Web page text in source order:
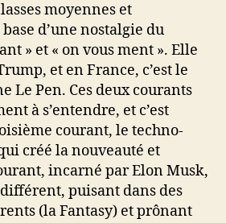
moyennes et
d’une nostalgie du
» et « on vous ment ». Elle
et en France, c’est le
Le Pen. Ces deux courants
à s’entendre, et c’est
courant, le techno-
créé la nouveauté et
incarné par Elon Musk,
puisant dans des
(la Fantasy) et prônant